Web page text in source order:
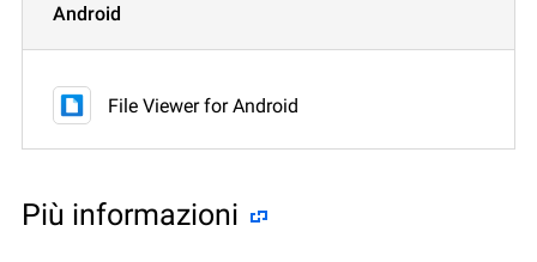
Android
File Viewer for Android
Più informazioni